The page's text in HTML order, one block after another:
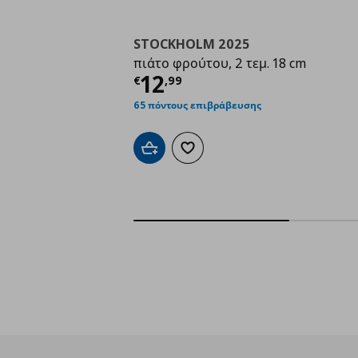
STOCKHOLM 2025
πιάτο φρούτου, 2 τεμ. 18 cm
€12,99
Τρέχουσα τιμή
65 πόντους επιβράβευσης
Προσθήκη στο καλάθι
Προσθήκη στα αγαπημένα